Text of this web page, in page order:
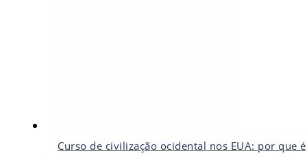
Curso de civilização ocidental nos EUA: por que é